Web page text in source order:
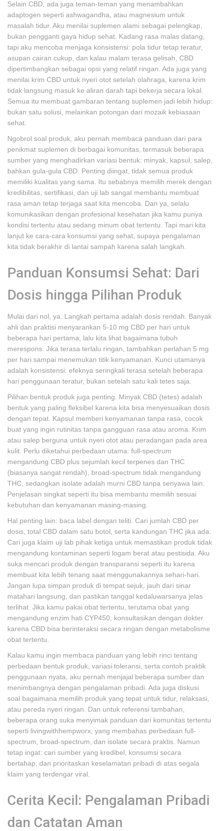
Selain CBD, ada juga teman-teman yang menambahkan
adaptogen seperti ashwagandha, atau magnesium untuk
masalah tidur. Aku menilai suplemen alami sebagai pelengkap,
bukan pengganti gaya hidup sehat. Kadang rasa malas datang,
tapi aku mencoba menjaga konsistensi: pola tidur tetap teratur,
asupan cairan cukup, dan kalau malam terasa gelisah, CBD
dipertimbangkan sebagai opsi yang relatif ringan. Ada juga yang
menilai krim CBD untuk nyeri otot setelah olahraga, karena krim
tidak langsung masuk ke aliran darah tapi bekerja secara lokal.
Semua itu membuat gambaran tentang suplemen jadi lebih hidup:
bukan satu solusi, melainkan potongan dari mozaik kebiasaan
sehat.
Ngobrol soal produk, aku pernah membaca panduan dari para
penikmat suplemen di berbagai komunitas, termasuk beberapa
sumber yang menghadirkan variasi bentuk: minyak, kapsul, salep,
bahkan gula-gula CBD. Penting diingat, tidak semua produk
memiliki kualitas yang sama. Itu sebabnya memilih merek dengan
kredibilitas, sertifikasi, dan uji lab sangat membantu membuat
rasa aman tetap terjaga saat kita mencoba. Dan ya, selalu
komunikasikan dengan profesional kesehatan jika kamu punya
kondisi tertentu atau sedang minum obat tertentu. Tapi mari kita
lanjut ke cara-cara konsumsi yang sehat, supaya pengalaman
kita tidak berakhir di lantai sampah karena salah langkah.
Panduan Konsumsi Sehat: Dari
Dosis hingga Pilihan Produk
Mulai dari nol, ya. Langkah pertama adalah dosis rendah. Banyak
ahli dan praktisi menyarankan 5-10 mg CBD per hari untuk
beberapa hari pertama, lalu kita lihat bagaimana tubuh
merespons. Jika terasa terlalu ringan, tambahkan perlahan 5 mg
per hari sampai menemukan titik kenyamanan. Kunci utamanya
adalah konsistensi: efeknya seringkali terasa setelah beberapa
hari penggunaan teratur, bukan setelah satu kali tetes saja.
Pilihan bentuk produk juga penting. Minyak CBD (tetes) adalah
bentuk yang paling fleksibel karena kita bisa menyesuaikan dosis
dengan tepat. Kapsul memberi kenyamanan tanpa rasa, cocok
buat yang ingin rutinitas tanpa gangguan rasa atau aroma. Krim
atau salep berguna untuk nyeri otot atau peradangan pada area
kulit. Perlu diketahui perbedaan utama: full-spectrum
mengandung CBD plus sejumlah kecil terpenes dan THC
(biasanya sangat rendah), broad-spectrum tidak mengandung
THC, sedangkan isolate adalah murni CBD tanpa senyawa lain.
Penjelasan singkat seperti itu bisa membantu memilih sesuai
kebutuhan dan kenyamanan masing-masing.
Hal penting lain: baca label dengan teliti. Cari jumlah CBD per
dosis, total CBD dalam satu botol, serta kandungan THC jika ada.
Cari juga klaim uji lab pihak ketiga untuk memastikan produk tidak
mengandung kontaminan seperti logam berat atau pestisida. Aku
suka mencari produk dengan transparansi seperti itu karena
membuat kita lebih tenang saat menggunakannya sehari-hari.
Jangan lupa simpan produk di tempat sejuk, jauh dari sinar
matahari langsung, dan pastikan tanggal kedaluwarsanya jelas
terlihat. Jika kamu pakai obat tertentu, terutama obat yang
mengandung enzim hati CYP450, konsultasikan dengan dokter
karena CBD bisa berinteraksi secara ringan dengan metabolisme
obat tertentu.
Kalau kamu ingin membaca panduan yang lebih rinci tentang
perbedaan bentuk produk, variasi toleransi, serta contoh praktik
penggunaan nyata, aku pernah menjajal beberapa sumber dan
menimbangnya dengan pengalaman pribadi. Ada juga diskusi
soal bagaimana memilih produk yang tepat untuk tidur, relaksasi,
atau pereda nyeri ringan. Dan untuk referensi tambahan,
beberapa orang suka menyimak panduan dari komunitas tertentu
seperti livingwithhempworx, yang membahas perbedaan full-
spectrum, broad-spectrum, dan isolate secara praktis. Namun
tetap ingat: cari sumber yang kredibel, konsumsi secara
bertahap, dan prioritaskan keselamatan pribadi di atas segala
klaim yang terdengar viral.
Cerita Kecil: Pengalaman Pribadi
dan Catatan Aman